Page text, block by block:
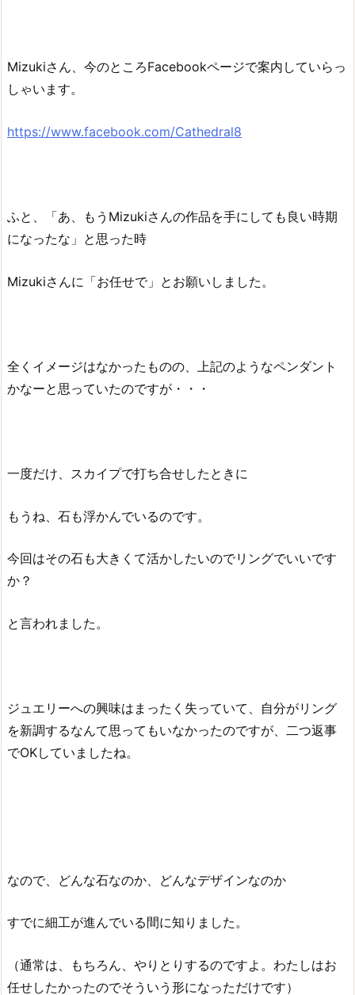
Mizukiさん、今のところFacebookページで案内していらっ
しゃいます。
https://www.facebook.com/Cathedral8
ふと、「あ、もうMizukiさんの作品を手にしても良い時期
になったな」と思った時
Mizukiさんに「お任せで」とお願いしました。
全くイメージはなかったものの、上記のようなペンダント
かなーと思っていたのですが・・・
一度だけ、スカイプで打ち合せしたときに
もうね、石も浮かんでいるのです。
今回はその石も大きくて活かしたいのでリングでいいです
か？
と言われました。
ジュエリーへの興味はまったく失っていて、自分がリング
を新調するなんて思ってもいなかったのですが、二つ返事
でOKしていましたね。
なので、どんな石なのか、どんなデザインなのか
すでに細工が進んでいる間に知りました。
（通常は、もちろん、やりとりするのですよ。わたしはお
任せしたかったのでそういう形になっただけです）